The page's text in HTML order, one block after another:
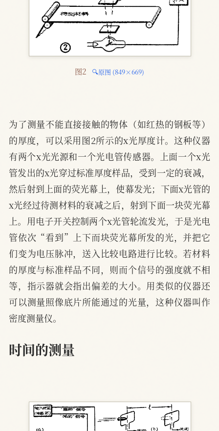
图2 🔍原图 (849×669)
为了测量不能直接接触的物体（如红热的钢板等）
的厚度，可以采用图2所示的x光厚度计。这种仪器
有两个x光光源和一个光电管传感器。上面一个x光
管发出的x光穿过标准厚度样品，受到一定的衰减，
然后射到上面的荧光幕上，使幕发光；下面x光管的
x光经过待测材料的衰减之后，射到下面一块荧光幕
上。用电子开关控制两个x光管轮流发光，于是光电
管依次“看到”上下而块荧光幕所发的光，并把它
们变为电压脉冲，送入比较电路进行比较。若材料
的厚度与标准样品不同，则而个信号的强度就不相
等，指示器就会指出偏差的大小。用类似的仪器还
可以测量照像底片所能通过的光量，这种仪器叫作
密度测量仪。
时间的测量